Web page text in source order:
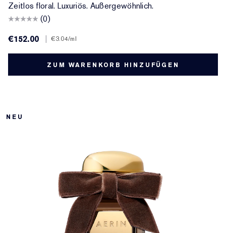
Zeitlos floral. Luxuriös. Außergewöhnlich.
(0)
€152.00
€3.04/ml
ZUM WARENKORB HINZUFÜGEN
NEU